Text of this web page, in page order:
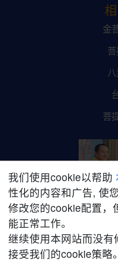
金
菩
金菩
我们使用cookie以帮助
性化的内容和广告, 使
修改您的cookie配置，
能正常工作。
继续使用本网站而没
接受我们的cookie策略